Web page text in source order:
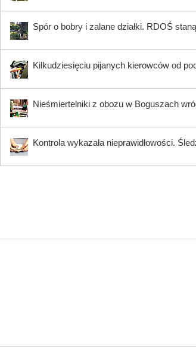
Spór o bobry i zalane działki. RDOŚ
Kilkudziesięciu pijanych kierowców od
Nieśmiertelniki z obozu w Boguszach
Kontrola wykazała nieprawidłowości.